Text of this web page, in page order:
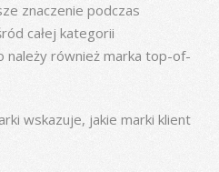
znaczenie podczas
całej kategorii
również marka top-of-
wskazuje, jakie marki klient